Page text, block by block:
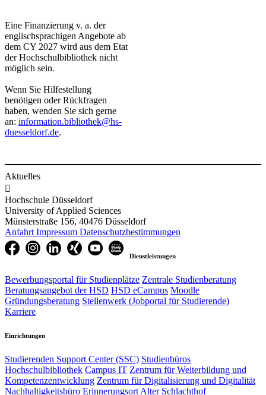
Eine Finanzierung v. a. der
englischsprachigen Angebote ab
dem CY 2027 wird aus dem Etat
der Hochschulbibliothek nicht
möglich sein.
​Wenn Sie Hilfestellung
benötigen oder Rückfragen
haben, wenden Sie sich gerne
an: information.bibliothek@hs-
duesseldorf.de.
Aktuelles

Hochschule Düsseldorf
University of Applied Sciences
Münsterstraße 156, 40476 Düsseldorf
Anfahrt Impressum Datenschutzbestimmungen
Dienstleistungen
Bewerbungsportal für Studienplätze Zentrale Studienberatung
Beratungsangebot der HSD HSD eCampus Moodle
Gründungsberatung Stellenwerk (Jobportal für Studierende)
Karriere
Einrichtungen
Studierenden Support Center (SSC) Studienbüros
Hochschulbibliothek Campus IT Zentrum für Weiterbildung und
Kompetenzentwicklung Zentrum für Digitalisierung und Digitalität
Nachhaltigkeitsbüro Erinnerungsort Alter Schlachthof